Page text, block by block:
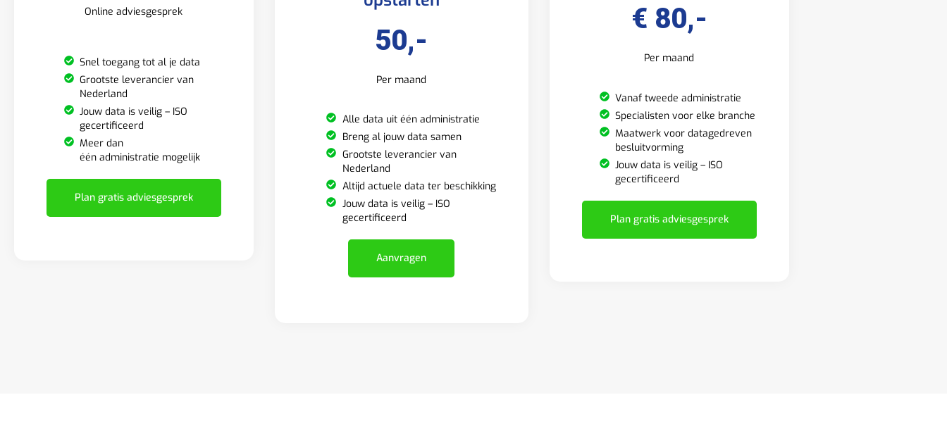
Online adviesgesprek
Snel toegang tot al je data
Grootste leverancier van
Nederland
Jouw data is veilig – ISO
gecertificeerd
Meer dan
één administratie mogelijk
Plan gratis adviesgesprek
50,-
Per maand
Alle data uit één administratie
Breng al jouw data samen
Grootste leverancier van
Nederland
Altijd actuele data ter beschikking
Jouw data is veilig – ISO
gecertificeerd
Aanvragen
€ 80,-
Per maand
Vanaf tweede administratie
Specialisten voor elke branche
Maatwerk voor datagedreven
besluitvorming
Jouw data is veilig – ISO
gecertificeerd
Plan gratis adviesgesprek